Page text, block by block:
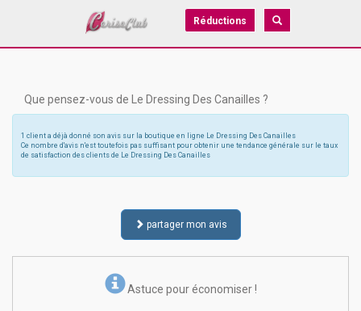
Réductions
Que pensez-vous de Le Dressing Des Canailles ?
1 client a déjà donné son avis sur la boutique en ligne Le Dressing Des Canailles
Ce nombre d'avis n'est toutefois pas suffisant pour obtenir une tendance générale sur le taux
de satisfaction des clients de Le Dressing Des Canailles
partager mon avis
Astuce pour économiser !